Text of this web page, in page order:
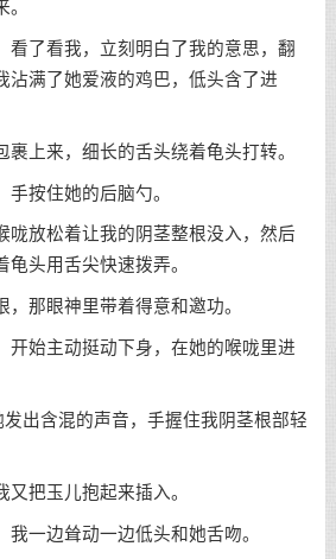
了看我，立刻明白了我的意思，翻
沾满了她爱液的鸡巴，低头含了进
上来，细长的舌头绕着龟头打转。
按住她的后脑勺。
放松着让我的阴茎整根没入，然后
龟头用舌尖快速拨弄。
那眼神里带着得意和邀功。
始主动挺动下身，在她的喉咙里进
含混的声音，手握住我阴茎根部轻
把玉儿抱起来插入。
一边耸动一边低头和她舌吻。